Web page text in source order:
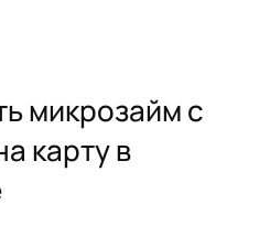
микрозайм с
карту в